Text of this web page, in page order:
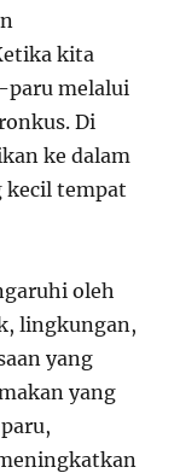
kita
paru melalui
Di
ke dalam
kecil tempat
oleh
lingkungan,
yang
yang